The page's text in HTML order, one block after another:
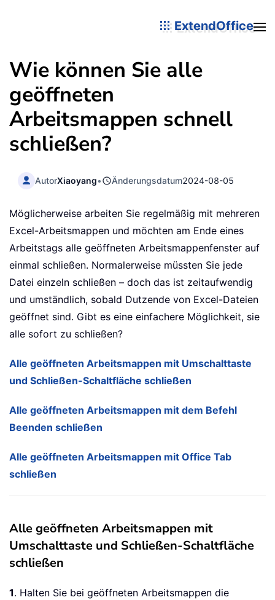
ExtendOffice
Wie können Sie alle
geöffneten
Arbeitsmappen schnell
schließen?
AutorXiaoyang• Änderungsdatum2024-08-05
Möglicherweise arbeiten Sie regelmäßig mit mehreren
Excel-Arbeitsmappen und möchten am Ende eines
Arbeitstags alle geöffneten Arbeitsmappenfenster auf
einmal schließen. Normalerweise müssten Sie jede
Datei einzeln schließen – doch das ist zeitaufwendig
und umständlich, sobald Dutzende von Excel-Dateien
geöffnet sind. Gibt es eine einfachere Möglichkeit, sie
alle sofort zu schließen?
Alle geöffneten Arbeitsmappen mit Umschalttaste
und Schließen-Schaltfläche schließen
Alle geöffneten Arbeitsmappen mit dem Befehl
Beenden schließen
Alle geöffneten Arbeitsmappen mit Office Tab
schließen
Alle geöffneten Arbeitsmappen mit
Umschalttaste und Schließen-Schaltfläche
schließen
1. Halten Sie bei geöffneten Arbeitsmappen die